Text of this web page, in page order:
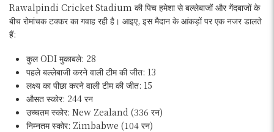
Rawalpindi Cricket Stadium की पिच हमेशा से बल्लेबाजों और गेंदबाजों के
बीच रोमांचक टक्कर का गवाह रही है। आइए, इस मैदान के आंकड़ों पर एक नजर डालते
हैं:
कुल ODI मुकाबले: 28
पहले बल्लेबाजी करने वाली टीम की जीत: 13
लक्ष्य का पीछा करने वाली टीम की जीत: 15
औसत स्कोर: 244 रन
उच्चतम स्कोर: New Zealand (336 रन)
निम्नतम स्कोर: Zimbabwe (104 रन)